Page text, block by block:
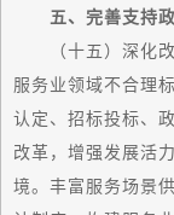
五、完善支持
（十五）深化改
服务业领域不合理
认定、招标投标、
改革，增强发展活
境。丰富服务场景